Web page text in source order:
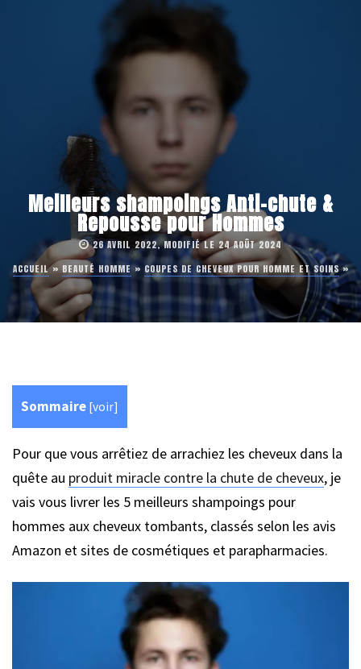
Meilleurs shampoings Anti-chute &
Repousse pour Hommes
26 AVRIL 2022, MODIFIÉ LE 24 AOÛT 2024
ACCUEIL»BEAUTÉ HOMME» COUPES DE CHEVEUX POUR HOMME ET SOINS»
Sommaire [voir]
Pour que vous arrêtiez de arrachiez les cheveux dans la
quête au produit miracle contre la chute de cheveux, je
vais vous livrer les 5 meilleurs shampoings pour
hommes aux cheveux tombants, classés selon les avis
Amazon et sites de cosmétiques et parapharmacies.